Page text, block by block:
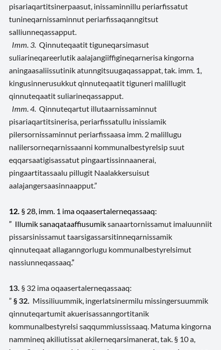
pisariaqartitsinerpaasut, inissaminnillu periarfissatut
tunineqarnissaminnut periarfissaqanngitsut
salliunneqassapput
Imm. 3. Qinnuteqaatit tiguneqarsimasut
suliarineqareerlutik aalajangiiffigineqarnerisa kingorna
aningaasaliissutinik atunngitsuugaqassappat, tak. imm. 1,
kingusinnerusukkut qinnuteqaatit tiguneri malillugit
qinnuteqaatit suliarineqassapput.
Imm. 4. Qinnuteqartut illutaarnissaminnut
pisariaqartitsinerisa, periarfissatullu inissiamik
pilersornissaminnut periarfissaasa imm. 2 malillugu
nalilersorneqarnissaanni kommunalbestyrelsip suut
eqqarsaatigisassatut pingaartissinnaanerai,
pingaartitassaalu pillugit Naalakkersuisut
aalajangersaasinnaapput.”
12. § 28, imm. 1 ima oqaasertalerneqassaaq:
” Illumik sanaqataaffiusumiksanaartornissamut imaluunniit
pissarsinissamut taarsigassarsitinneqarnissamik
qinnuteqaat allaganngorlugu kommunalbestyrelsimut
nassiunneqassaaq.”
13. § 32 imaoqaasertalerneqassaaq:
” § 32. Missiliuummik, ingerlatsinermilu missingersuummik
qinnuteqartumit akuerisassanngortitanik
kommunalbestyrelsi saqqummiussissaaq. Matuma kingorna
nammineq akiliutissat akilerneqarsimanerat, tak. § 10 a,